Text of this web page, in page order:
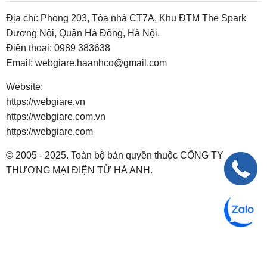
Địa chỉ: Phòng 203, Tòa nhà CT7A, Khu ĐTM The Spark
Dương Nội, Quận Hà Đông, Hà Nội.
Điện thoại: 0989 383638
Email: webgiare.haanhco@gmail.com
Website:
https://webgiare.vn
https://webgiare.com.vn
https://webgiare.com
© 2005 - 2025. Toàn bộ bản quyền thuộc CÔNG TY
THƯƠNG MẠI ĐIỆN TỬ HÀ ANH.